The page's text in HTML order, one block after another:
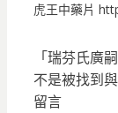
虎王中藥片
「瑞芬氏廣
不是被找到
留言